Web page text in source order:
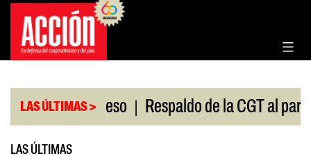
Saltar
contenido
LAS ÚLTIMAS >
en el Congreso | Respaldo de la CGT al paro
LAS ÚLTIMAS